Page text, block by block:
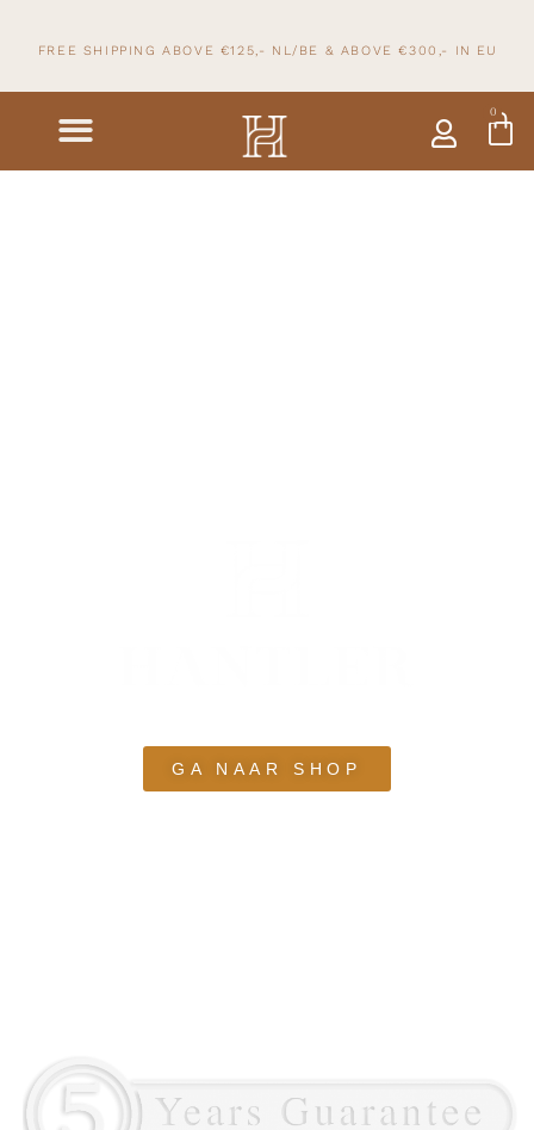
FREE SHIPPING ABOVE €125,- NL/BE & ABOVE €300,- IN EU
0
GA NAAR SHOP